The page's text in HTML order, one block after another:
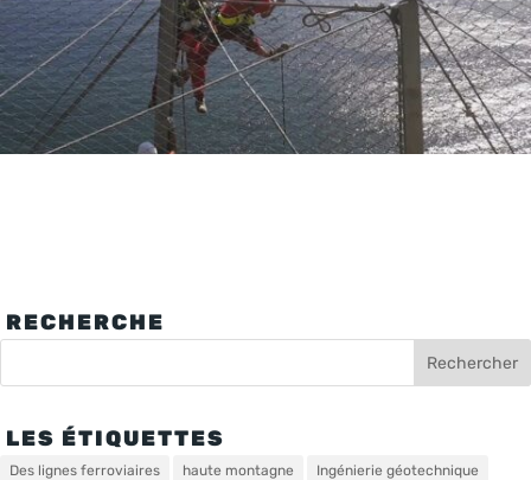
RECHERCHE
LES ÉTIQUETTES
Des lignes ferroviaires haute montagne Ingénierie géotechnique